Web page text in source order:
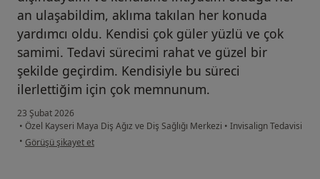
an ulaşabildim, aklıma takılan her konuda
yardımcı oldu. Kendisi çok güler yüzlü ve çok
samimi. Tedavi sürecimi rahat ve güzel bir
şekilde geçirdim. Kendisiyle bu süreci
ilerlettiğim için çok memnunum.
23 Şubat 2026
• Özel Kayseri Maya Diş Ağız ve Diş Sağlığı Merkezi • Invisalign Tedavisi
• kullanıcının görüşüne göre ha...e
Görüşü şikayet et